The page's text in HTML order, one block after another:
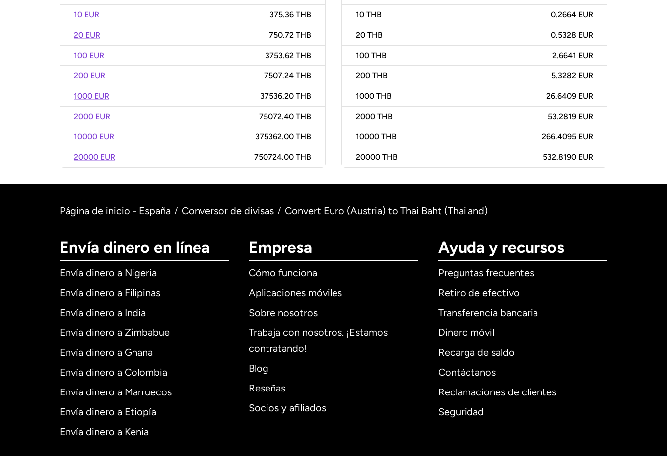
10 EUR 375.36 THB
20 EUR 750.72 THB
100 EUR 3753.62 THB
200 EUR 7507.24 THB
1000 EUR 37536.20 THB
2000 EUR 75072.40 THB
10000 EUR 375362.00 THB
20000 EUR 750724.00 THB
10 THB 0.2664 EUR
20 THB 0.5328 EUR
100 THB 2.6641 EUR
200 THB 5.3282 EUR
1000 THB 26.6409 EUR
2000 THB 53.2819 EUR
10000 THB 266.4095 EUR
20000 THB 532.8190 EUR
Página de inicio - España / Conversor de divisas / Convert Euro (Austria) to Thai Baht (Thailand)
Envía dinero en línea
Envía dinero a Nigeria
Envía dinero a Filipinas
Envía dinero a India
Envía dinero a Zimbabue
Envía dinero a Ghana
Envía dinero a Colombia
Envía dinero a Marruecos
Envía dinero a Etiopía
Envía dinero a Kenia
Empresa
Cómo funciona
Aplicaciones móviles
Sobre nosotros
Trabaja con nosotros. ¡Estamos
contratando!
Blog
Reseñas
Socios y afiliados
Ayuda y recursos
Preguntas frecuentes
Retiro de efectivo
Transferencia bancaria
Dinero móvil
Recarga de saldo
Contáctanos
Reclamaciones de clientes
Seguridad